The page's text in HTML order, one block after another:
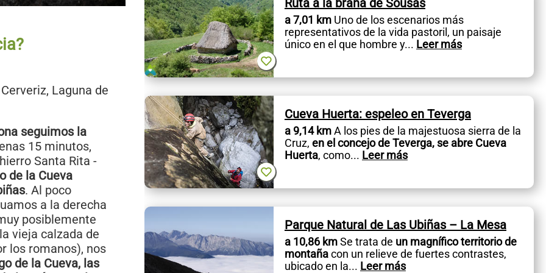
Laguna de
seguimos la
15 minutos,
Santa Rita -
de la Cueva
. Al poco
a la derecha
posiblemente
vieja calzada de
los romanos), nos
de la Cueva, las
a 7,01 kmUno de los escenarios más
representativos de la vida pastoril, un paisaje
único en el que hombre y... Leer más
Cueva Huerta: espeleo en Teverga
a 9,14 kmA los pies de la majestuosa sierra de la
Cruz, en el concejo de Teverga, se abre Cueva
Huerta, como... Leer más
Parque Natural de Las Ubiñas – La Mesa
a 10,86 kmSe trata de un magnífico territorio de
montañacon un relieve de fuertes contrastes,
ubicado en la... Leer más